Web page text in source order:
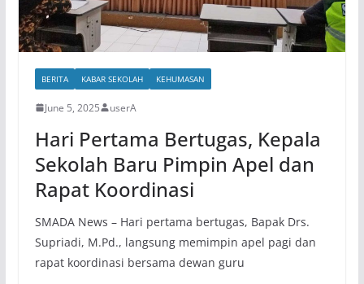
BERITA KABAR SEKOLAH KEHUMASAN
June 5, 2025 userA
Hari Pertama Bertugas, Kepala
Sekolah Baru Pimpin Apel dan
Rapat Koordinasi
SMADA News – Hari pertama bertugas, Bapak Drs.
Supriadi, M.Pd., langsung memimpin apel pagi dan
rapat koordinasi bersama dewan guru